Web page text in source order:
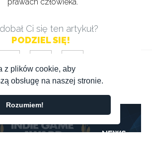
z plików cookie, aby
obsługę na naszej stronie.
Rozumiem!
Ci się ten artykuł?
PODZIEL SIĘ!
Polacy zawalczą o Indie Game Awards
NEWS
WPIS